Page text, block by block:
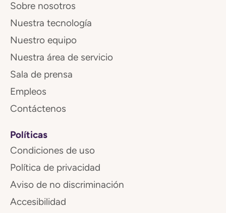
Sobre nosotros
Nuestra tecnología
Nuestro equipo
Nuestra área de servicio
Sala de prensa
Empleos
Contáctenos
Políticas
Condiciones de uso
Política de privacidad
Aviso de no discriminación
Accesibilidad